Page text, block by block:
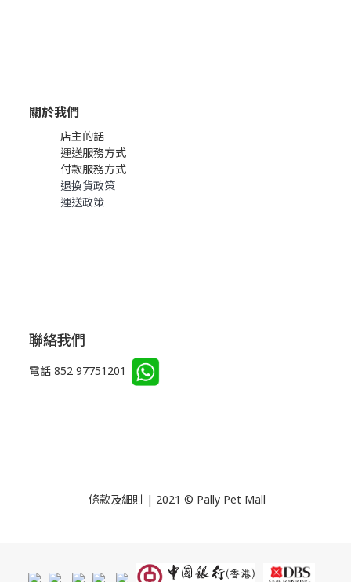
關於我們
店主的話
運送服務方式
付款服務方式
退換貨政策
運送政策
聯絡我們
電話 852 97751201
條款及細則 | 2021 © Pally Pet Mall